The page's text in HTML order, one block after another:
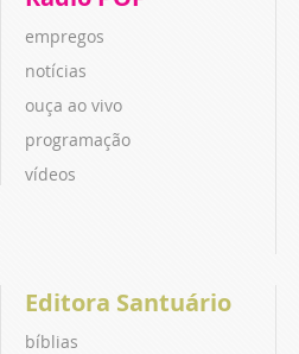
empregos
notícias
ouça ao vivo
programação
vídeos
Editora Santuário
bíblias